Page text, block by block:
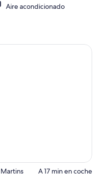
Aire acondicionado
‪A 17 min en coche‬